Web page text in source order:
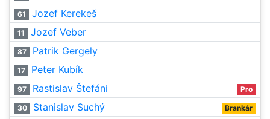
61 Jozef Kerekeš
11 Jozef Veber
87 Patrik Gergely
17 Peter Kubík
97 Rastislav Štefáni Pro
30 Stanislav Suchý Brankár